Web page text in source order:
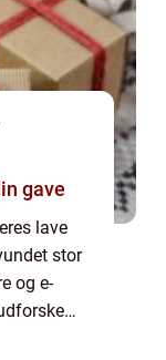
gave
lave
stor
og e-